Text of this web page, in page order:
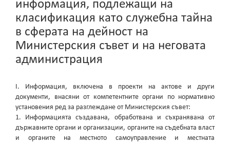
информация, подлежащи на
класификация като служебна тайна
в сферата на дейност на
Министерския съвет и на неговата
администрация
I. Информация, включена в проекти на актове и други
документи, внасяни от компетентните органи по нормативно
установения ред за разглеждане от Министерския съвет:
1. Информацията създавана, обработвана и съхранявана от
държавните органи и организации, органите на съдебната власт
и органите на местното самоуправление и местната